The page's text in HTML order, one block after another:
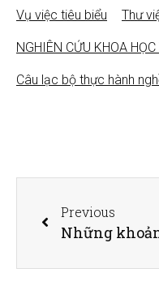
Vụ việc tiêu biểu Thư
NGHIÊN CỨU KHOA
Câu lạc bộ thực hành
Previous